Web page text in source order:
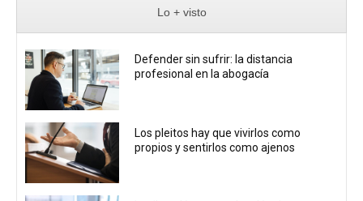
Lo + visto
Defender sin sufrir: la distancia
profesional en la abogacía
Los pleitos hay que vivirlos como
propios y sentirlos como ajenos